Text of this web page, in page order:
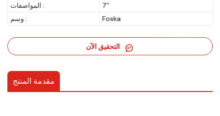
المواصفات :
7"
وسم :
Foska
مقدمة المنتج